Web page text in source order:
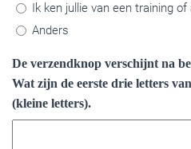
Ik ken jullie van een training
Anders
De verzendknop verschijnt na
Wat zijn de eerste drie letters
(kleine letters).